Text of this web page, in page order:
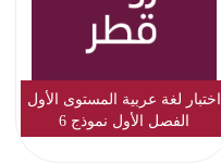
اختبار لغة عربية المستوى الأول
الفصل الأول نموذج 6